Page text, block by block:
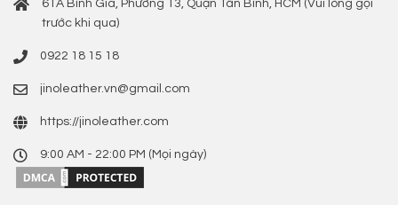
61A Bình Giã, Phường 13, Quận Tân Bình, HCM (Vui lòng gọi
trước khi qua)
0922 18 15 18
jinoleather.vn@gmail.com
https://jinoleather.com
9:00 AM - 22:00 PM (Mọi ngày)